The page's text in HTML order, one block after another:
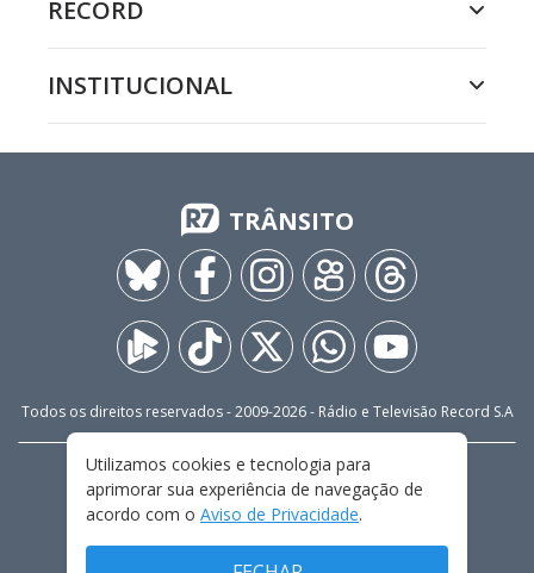
RECORD
INSTITUCIONAL
TRÂNSITO
Todos os direitos reservados - 2009-2026- Rádio e Televisão Record S.A
FALE CONOSCO
PRIVACIDADE
TERMOS E CONDIÇÕES DE USO
Utilizamos cookies e tecnologia para
aprimorar sua experiência de navegação de
acordo com o Aviso de Privacidade.